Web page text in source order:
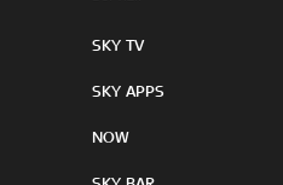
SKY TV
SKY APPS
NOW